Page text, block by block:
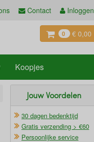
Contact Inloggen
0 € 0,00
Koopjes
Jouw Voordelen
30 dagen bedenktijd
Gratis verzending > €60
Persoonlijke service